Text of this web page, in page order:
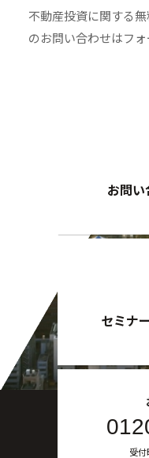
お問
セミ
受付
不動産投資に関する
のお問い合わせはフォ
お問い
セミナ
受付